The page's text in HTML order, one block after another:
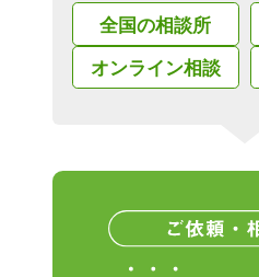
全国の相談所
オンライン相談